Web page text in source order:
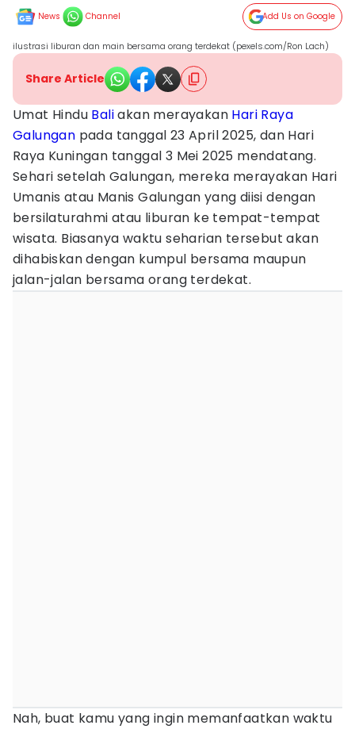
News Channel Add Us on Google
ilustrasi liburan dan main bersama orang terdekat (pexels.com/Ron Lach)
Share Article
Umat Hindu Baliakan merayakan Hari Raya
Galungan pada tanggal 23 April 2025, dan Hari
Raya Kuningan tanggal 3 Mei 2025 mendatang.
Sehari setelah Galungan, mereka merayakan Hari
Umanis atau Manis Galungan yang diisi dengan
bersilaturahmi atau liburan ke tempat-tempat
wisata. Biasanya waktu seharian tersebut akan
dihabiskan dengan kumpul bersama maupun
jalan-jalan bersama orang terdekat.
Nah, buat kamu yang ingin memanfaatkan waktu